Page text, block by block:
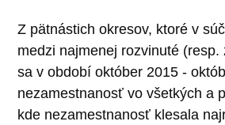
Z pätnástich okresov, ktoré v
medzi najmenej rozvinuté (resp.
sa v období október 2015 -
nezamestnanosť vo všetkých a
kde nezamestnanosť klesala